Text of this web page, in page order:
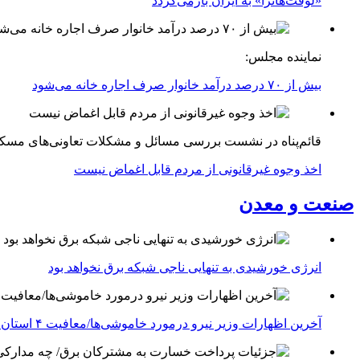
نماینده مجلس:
بیش از ۷۰ درصد درآمد خانوار صرف اجاره خانه می‌شود
قائم‌پناه در نشست بررسی مسائل و مشکلات تعاونی‌های
اخذ وجوه غیرقانونی از مردم قابل اغماض نیست
صنعت و معدن
انرژی خورشیدی به تنهایی ناجی شبکه برق نخواهد بود
آخرین اظهارات وزیر نیرو درمورد خاموشی‌ها/معافیت ۴ استان جنوبی درگیر جنگ از قطعی برق